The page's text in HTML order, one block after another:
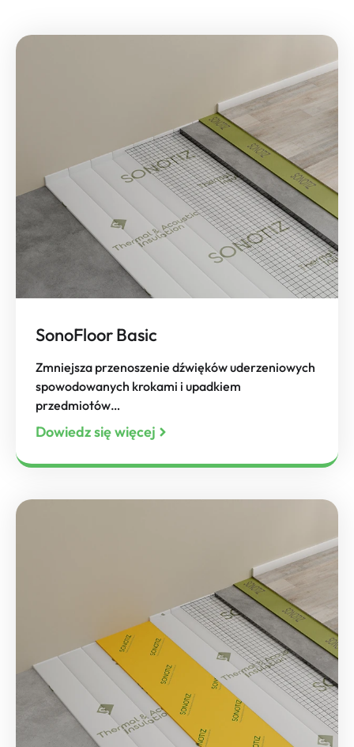
SonoFloor Basic
Zmniejsza przenoszenie dźwięków uderzeniowych
spowodowanych krokami i upadkiem
przedmiotów…
Dowiedz się więcej